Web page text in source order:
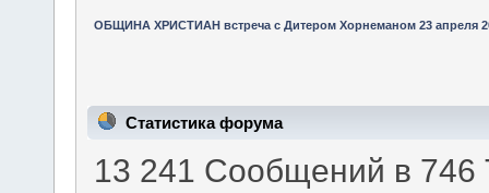
ОБЩИНА ХРИСТИАН встреча с Дитером Хорнеманом 23 апреля
Статистика форума
13 241 Сообщений в 746